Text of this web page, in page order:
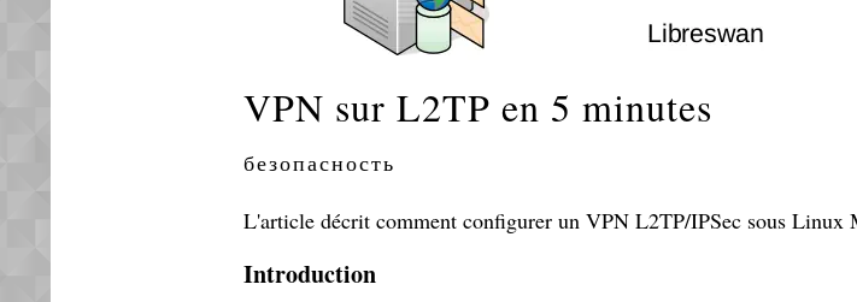
VPN sur L2TP en 5 minutes
безопасность
L'article décrit comment configurer un VPN L2TP/IPSec sous Linux
Introduction